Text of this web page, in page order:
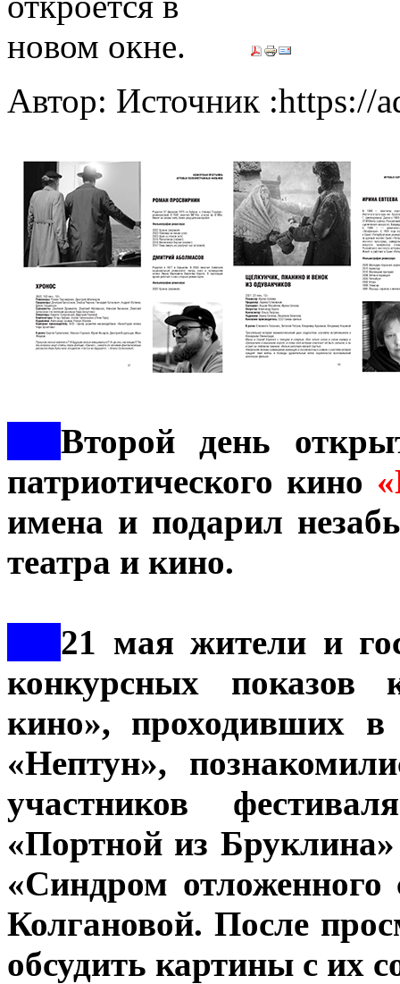
Автор: Источник :https://
Второй день
патриотического кино
имена и подарил
театра и кино.
21 мая жители и
конкурсных показов
кино», проходивших в
«Нептун»,
участников
«Портной из
«Синдром отложенного
Колгановой. После
обсудить картины с их